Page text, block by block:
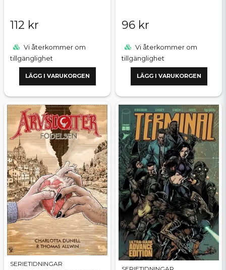
112 kr
Vi återkommer om
tillgänglighet
LÄGG I VARUKORGEN
96 kr
Vi återkommer om
tillgänglighet
LÄGG I VARUKORGEN
SERIETIDNINGAR